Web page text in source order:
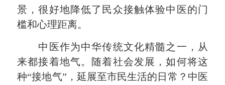
景，很好地降低了民众接触体验中医的门
槛和心理距离。
中医作为中华传统文化精髓之一，从
来都接着地气。随着社会发展，如何将这
种“接地气”， 延展至市民生活的日常？ 中医